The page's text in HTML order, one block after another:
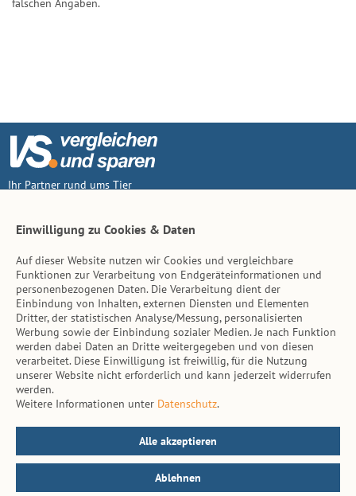
falschen Angaben.
Ihr Partner rund ums Tier
Inhalt
Tierarzt-Suche
Hinweise
AGB
Impressum
Datenschutz
Kontakt
© vs. vergleichen-und-sparen.de 2026
Einwilligung zu Cookies & Daten
Auf dieser Website nutzen wir Cookies und vergleichbare
Funktionen zur Verarbeitung von Endgeräteinformationen und
personenbezogenen Daten. Die Verarbeitung dient der
Einbindung von Inhalten, externen Diensten und Elementen
Dritter, der statistischen Analyse/Messung, personalisierten
Werbung sowie der Einbindung sozialer Medien. Je nach Funktion
werden dabei Daten an Dritte weitergegeben und von diesen
verarbeitet. Diese Einwilligung ist freiwillig, für die Nutzung
unserer Website nicht erforderlich und kann jederzeit widerrufen
werden.
Weitere Informationen unter Datenschutz.
Alle akzeptieren
Ablehnen